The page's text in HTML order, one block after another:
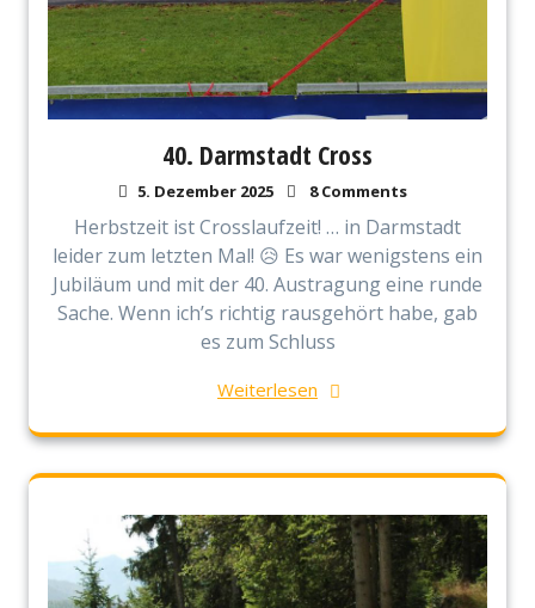
40. Darmstadt Cross
5. Dezember 2025 8 Comments
Herbstzeit ist Crosslaufzeit! … in Darmstadt
leider zum letzten Mal! 😥 Es war wenigstens ein
Jubiläum und mit der 40. Austragung eine runde
Sache. Wenn ich’s richtig rausgehört habe, gab
es zum Schluss
Weiterlesen